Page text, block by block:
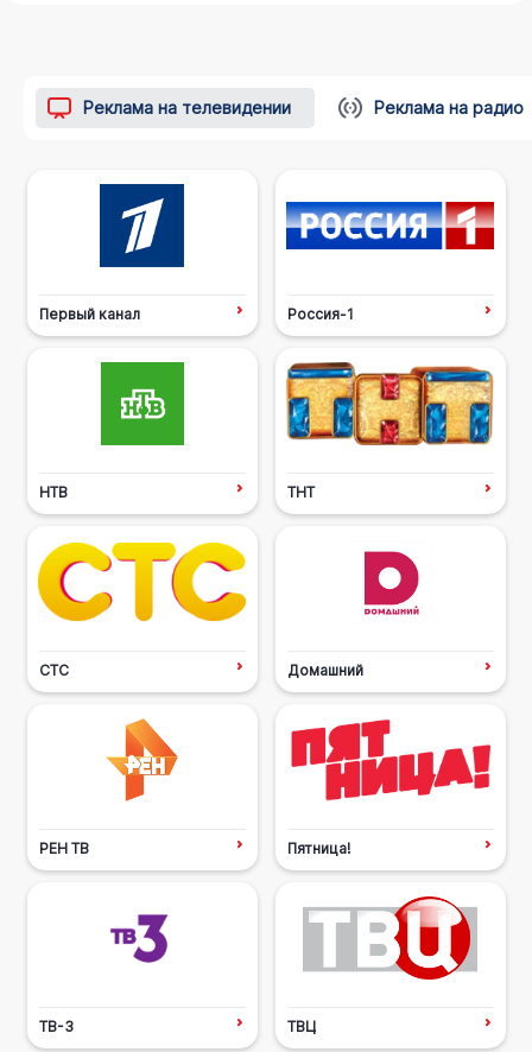
Реклама на телевидении Реклама на радио
Первый канал Россия-1
НТВ ТНТ
СТС Домашний
РЕН ТВ Пятница!
ТВ-3 ТВЦ